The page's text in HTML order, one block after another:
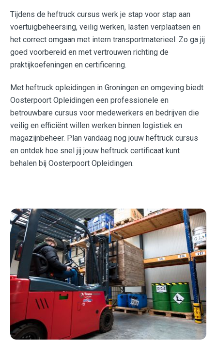
Tijdens de heftruck cursus werk je stap voor stap aan
voertuigbeheersing, veilig werken, lasten verplaatsen en
het correct omgaan met intern transportmaterieel. Zo ga jij
goed voorbereid en met vertrouwen richting de
praktijkoefeningen en certificering.
Met heftruck opleidingen in Groningen en omgeving biedt
Oosterpoort Opleidingen een professionele en
betrouwbare cursus voor medewerkers en bedrijven die
veilig en efficiënt willen werken binnen logistiek en
magazijnbeheer. Plan vandaag nog jouw heftruck cursus
en ontdek hoe snel jij jouw heftruck certificaat kunt
behalen bij Oosterpoort Opleidingen.